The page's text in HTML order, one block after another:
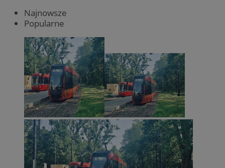
Najnowsze
Popularne